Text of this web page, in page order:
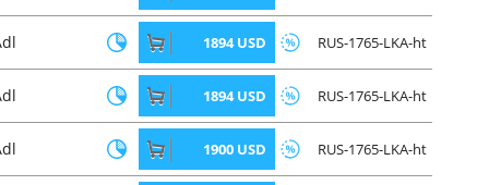
1894 USD RUS-1765-LKA-ht
1894 USD RUS-1765-LKA-ht
1900 USD RUS-1765-LKA-ht